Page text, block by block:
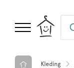
Kleding